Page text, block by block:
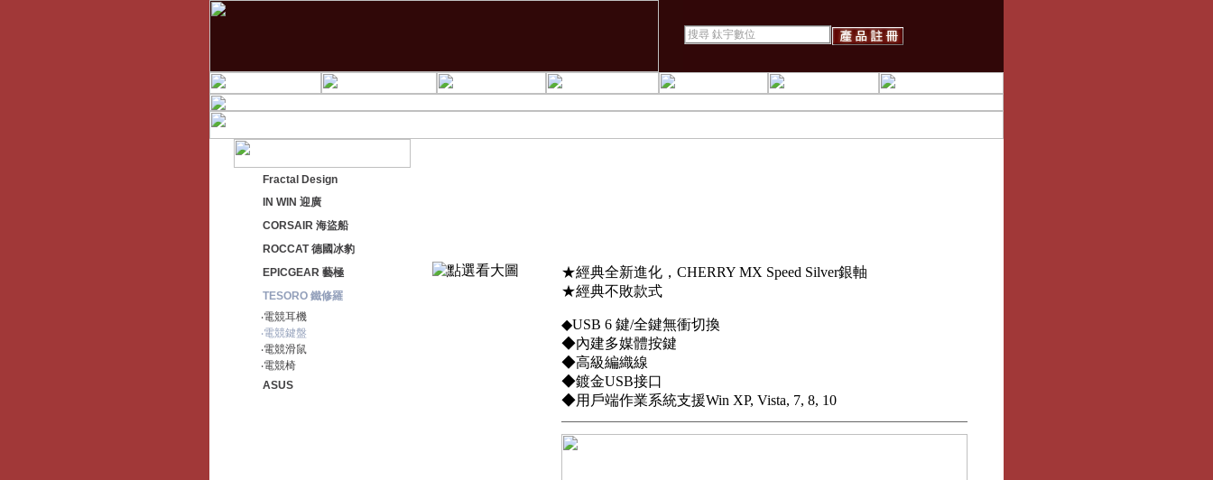
Fractal Design
IN WIN 迎廣
CORSAIR 海盜船
ROCCAT 德國冰豹
EPICGEAR 藝極
TESORO 鐵修羅
‧電競耳機
‧電競鍵盤
‧電競滑鼠
‧電競椅
ASUS
★經典全新進化，CHERRY MX Speed Silver銀軸
★經典不敗款式
◆USB 6 鍵/全鍵無衝切換
◆內建多媒體按鍵
◆高級編織線
◆鍍金USB接口
◆用戶端作業系統支援Win XP, Vista, 7, 8, 10